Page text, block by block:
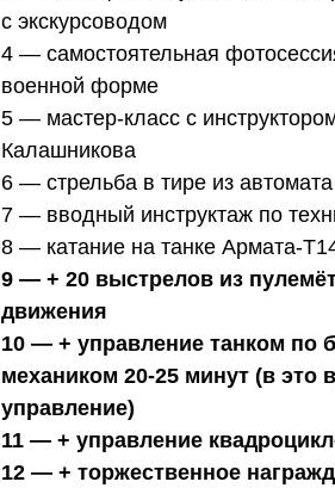
с экскурсоводом
4 — самостоятельная
военной форме
5 — мастер-класс с
Калашникова
6 — стрельба в тире из
7 — вводный инструктаж по
8 — катание на танке Армата-
9 — + 20 выстрелов из
движения
10 — + управление танком по
механиком 20-25 минут (в это
управление)
11 — + управление
12 — + торжественное